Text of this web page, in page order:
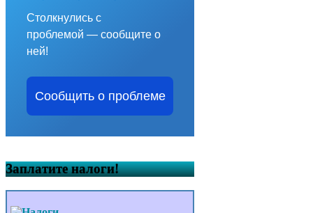
Столкнулись с
проблемой — сообщите о
ней!
Сообщить о проблеме
Заплатите налоги!